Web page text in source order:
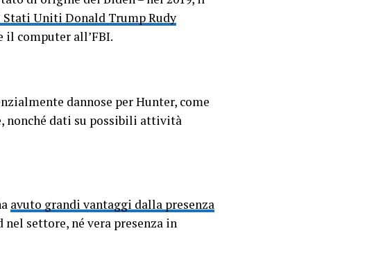
Uniti Donald Trump Rudy
computer all’FBI.
dannose per Hunter, come
nonché dati su possibili attività
avuto grandi vantaggi dalla presenza
nel settore, né vera presenza in